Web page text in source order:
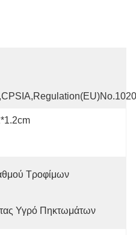
Τροφίμων
Υγρό Πηκτωμάτων